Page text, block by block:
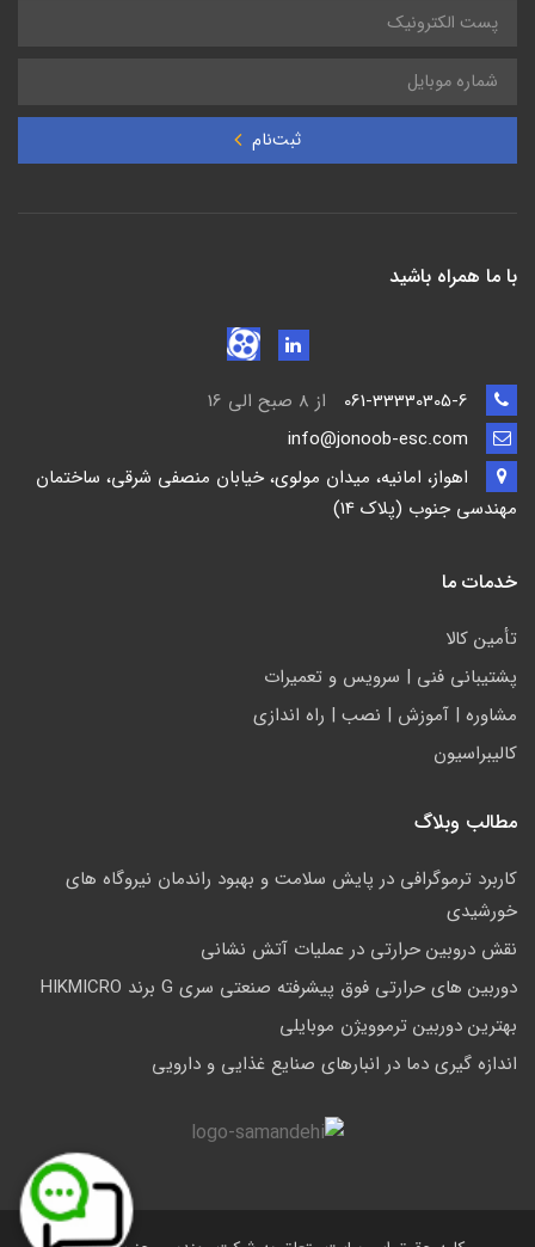
ثبت‌نام
با ما همراه باشید
از 8 صبح الی 16
اهواز، امانیه، میدان مولوی، خیابان منصفی شرقی، ساختمان
مهندسی جنوب (پلاک 14)
خدمات ما
تأمين كالا
پشتيباني فني | سرويس و تعمیرات
مشاوره | آموزش | نصب | راه اندازی
کالیبراسیون
مطالب وبلاگ
کاربرد ترموگرافی در پایش سلامت و بهبود راندمان نیروگاه های
خورشیدی
نقش دروبین حرارتی در عملیات آتش نشانی
دوربین های حرارتی فوق پیشرفته صنعتی سری G برند HIKMICRO
بهترین دوربین ترموویژن موبایلی
اندازه گیری دما در انبارهای صنایع غذایی و دارویی